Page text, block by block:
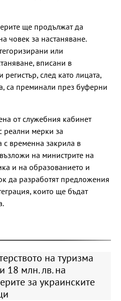
ще продължат да
човек за настаняване.
или
вписани в
след като лицата,
са преминали през буферни
от служебния кабинет
реални мерки за
с временна закрила в
на министрите на
и на образованието и
да разработят предложения
които ще бъдат
на туризма
18 млн. лв. на
за украинските